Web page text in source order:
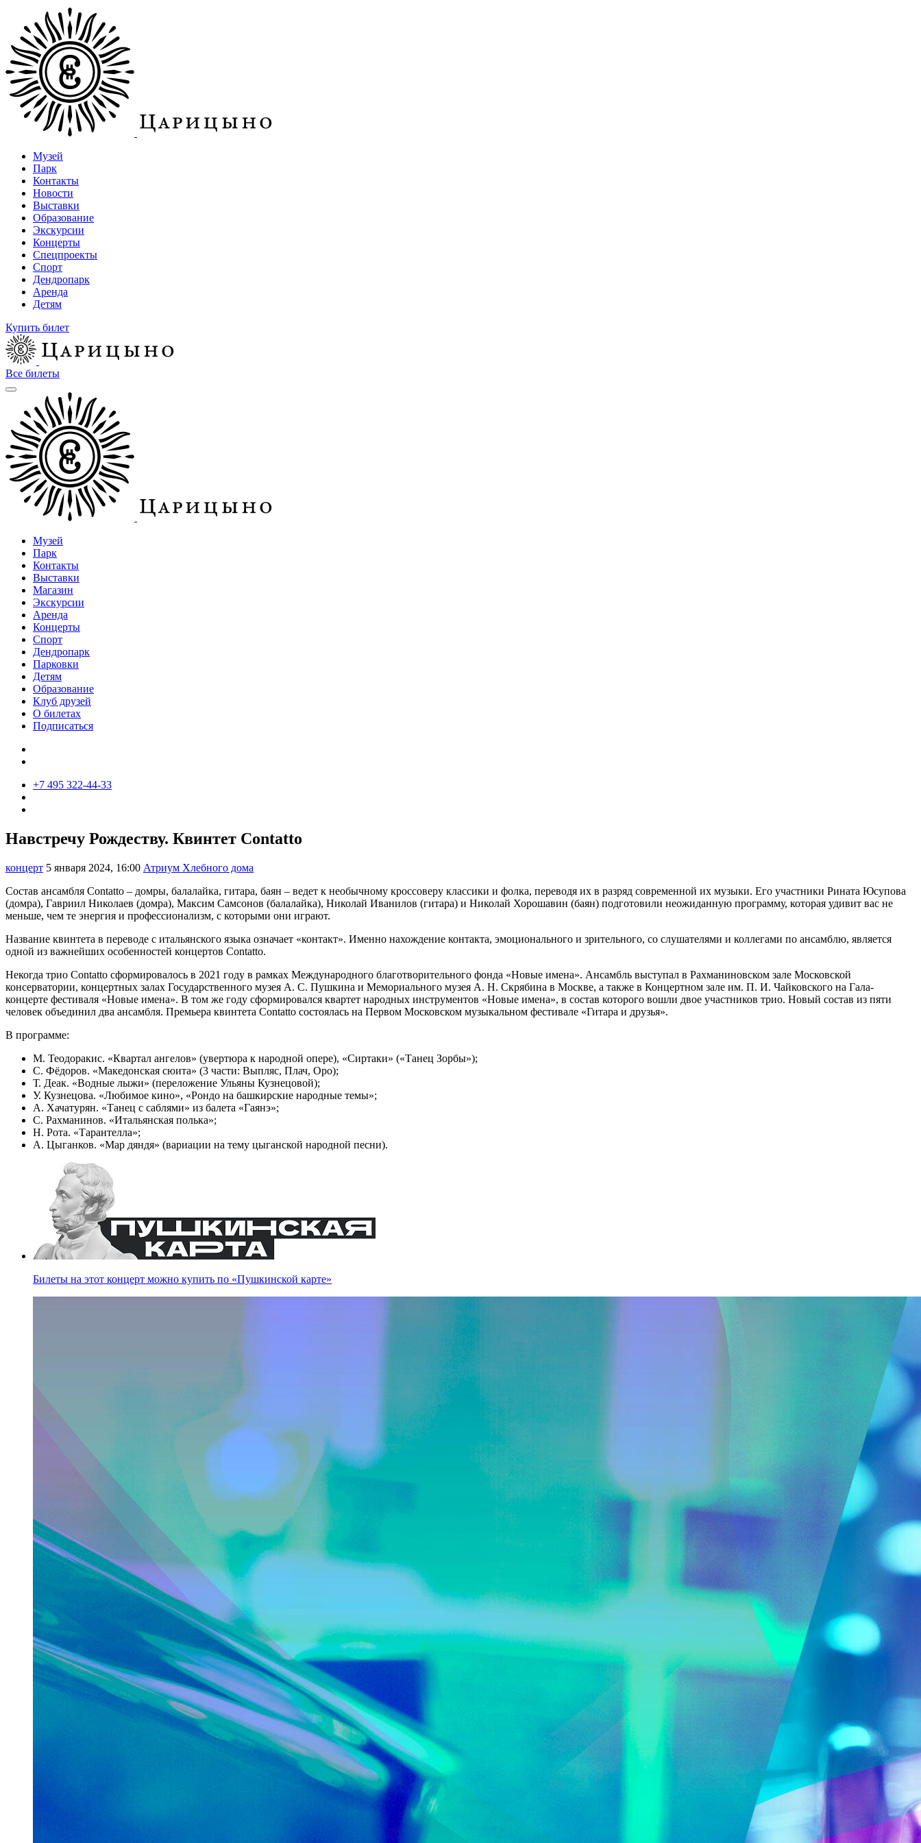
Музей
Парк
Контакты
Новости
Выставки
Образование
Экскурсии
Концерты
Спецпроекты
Спорт
Дендропарк
Аренда
Детям
Купить билет
Все билеты
Музей
Парк
Контакты
Выставки
Магазин
Экскурсии
Аренда
Концерты
Спорт
Дендропарк
Парковки
Детям
Образование
Клуб друзей
О билетах
Подписаться
+7 495 322-44-33
Навстречу Рождеству. Квинтет Contatto
концерт 5 января 2024, 16:00 Атриум Хлебного дома
Состав ансамбля Contatto – домры, балалайка, гитара, баян – ведет к необычному кроссоверу классики и фолка, переводя их в разряд современной их музыки. Его участники Рината Юсупова
(домра), Гавриил Николаев (домра), Максим Самсонов (балалайка), Николай Иванилов (гитара) и Николай Хорошавин (баян) подготовили неожиданную программу, которая удивит вас не
меньше, чем те энергия и профессионализм, с которыми они играют.
Название квинтета в переводе с итальянского языка означает «контакт». Именно нахождение контакта, эмоционального и зрительного, со слушателями и коллегами по ансамблю, является
одной из важнейших особенностей концертов Contatto.
Некогда трио Contatto сформировалось в 2021 году в рамках Международного благотворительного фонда «Новые имена». Ансамбль выступал в Рахманиновском зале Московской
консерватории, концертных залах Государственного музея А. С. Пушкина и Мемориального музея А. Н. Скрябина в Москве, а также в Концертном зале им. П. И. Чайковского на Гала-
концерте фестиваля «Новые имена». В том же году сформировался квартет народных инструментов «Новые имена», в состав которого вошли двое участников трио. Новый состав из пяти
человек объединил два ансамбля. Премьера квинтета Contatto состоялась на Первом Московском музыкальном фестивале «Гитара и друзья».
В программе:
М. Теодоракис. «Квартал ангелов» (увертюра к народной опере), «Сиртаки» («Танец Зорбы»);
С. Фёдоров. «Македонская сюита» (3 части: Выпляс, Плач, Оро);
Т. Деак. «Водные лыжи» (переложение Ульяны Кузнецовой);
У. Кузнецова. «Любимое кино», «Рондо на башкирские народные темы»;
А. Хачатурян. «Танец с саблями» из балета «Гаянэ»;
С. Рахманинов. «Итальянская полька»;
Н. Рота. «Тарантелла»;
А. Цыганков. «Мар дяндя» (вариации на тему цыганской народной песни).
Билеты на этот концерт можно купить по «Пушкинской карте»